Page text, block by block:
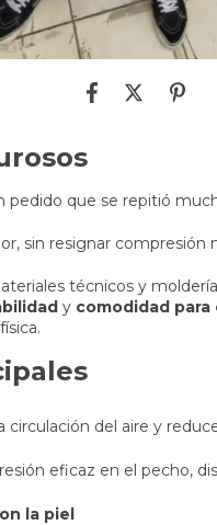
pedido que se repitió
sin resignar compresión
técnicos y
y comodidad para
circulación del aire y
eficaz en el pecho,
la piel